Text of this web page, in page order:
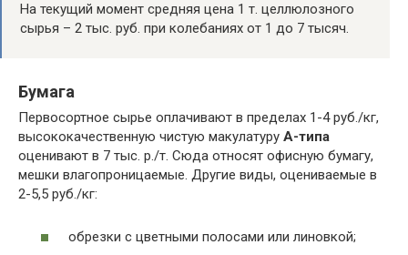
На текущий момент средняя цена 1 т. целлюлозного
сырья – 2 тыс. руб. при колебаниях от 1 до 7 тысяч.
Бумага
Первосортное сырье оплачивают в пределах 1-4 руб./кг,
высококачественную чистую макулатуру А-типа
оценивают в 7 тыс. р./т. Сюда относят офисную бумагу,
мешки влагопроницаемые. Другие виды, оцениваемые в
2-5,5 руб./кг:
обрезки с цветными полосами или линовкой;